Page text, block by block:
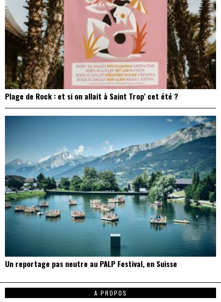
Plage de Rock : et si on allait à Saint Trop’ cet été ?
Un reportage pas neutre au PALP Festival, en Suisse
A PROPOS